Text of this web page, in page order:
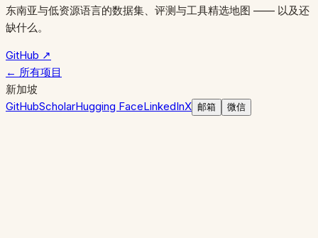
东南亚与低资源语言的数据集、评测与工具精选地图 —— 以及还
缺什么。
GitHub ↗
← 所有项目
新加坡
GitHubScholarHugging FaceLinkedInX 邮箱 微信